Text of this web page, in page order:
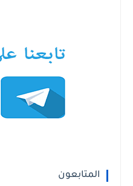
المتابعون